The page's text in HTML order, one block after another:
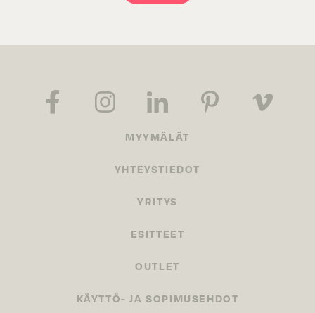
MYYMÄLÄT
YHTEYSTIEDOT
YRITYS
ESITTEET
OUTLET
KÄYTTÖ- JA SOPIMUSEHDOT